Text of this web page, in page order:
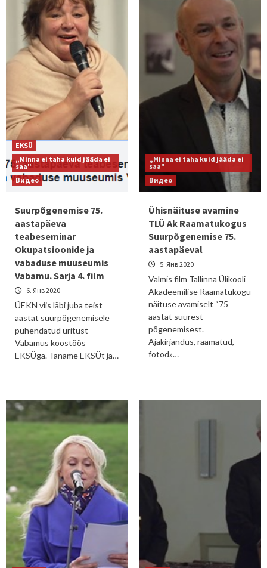
EKSÜ
„Minna ei taha kuid jääda ei
saa"
Видео
Suurpõgenemise 75.
aastapäeva
teabeseminar
Okupatsioonide ja
vabaduse muuseumis
Vabamu. Sarja 4. film
6. Янв 2020
ÜEKN viis läbi juba teist
aastat suurpõgenemisele
pühendatud üritust
Vabamus koostöös
EKSÜga. Täname EKSÜt ja…
„Minna ei taha kuid jääda ei
saa"
Видео
Ühisnäituse avamine
TLÜ Ak Raamatukogus
Suurpõgenemise 75.
aastapäeval
5. Янв 2020
Valmis film Tallinna Ülikooli
Akadeemilise Raamatukogu
näituse avamiselt “75
aastat suurest
põgenemisest.
Ajakirjandus, raamatud,
fotod»…